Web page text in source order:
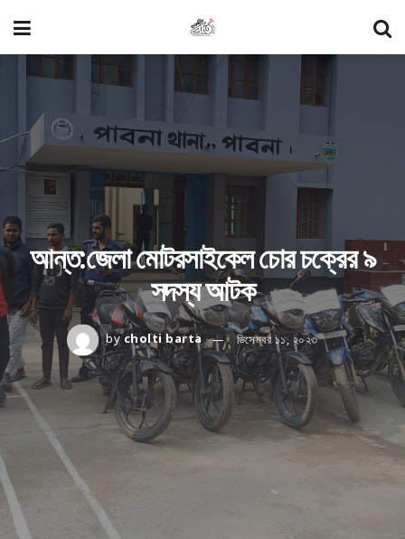
আন্ত:জেলা মোটরসাইকেল চোর চক্রের ৯
সদস্য আটক
bycholti barta ডিসেম্বর ১১, ২০২৩